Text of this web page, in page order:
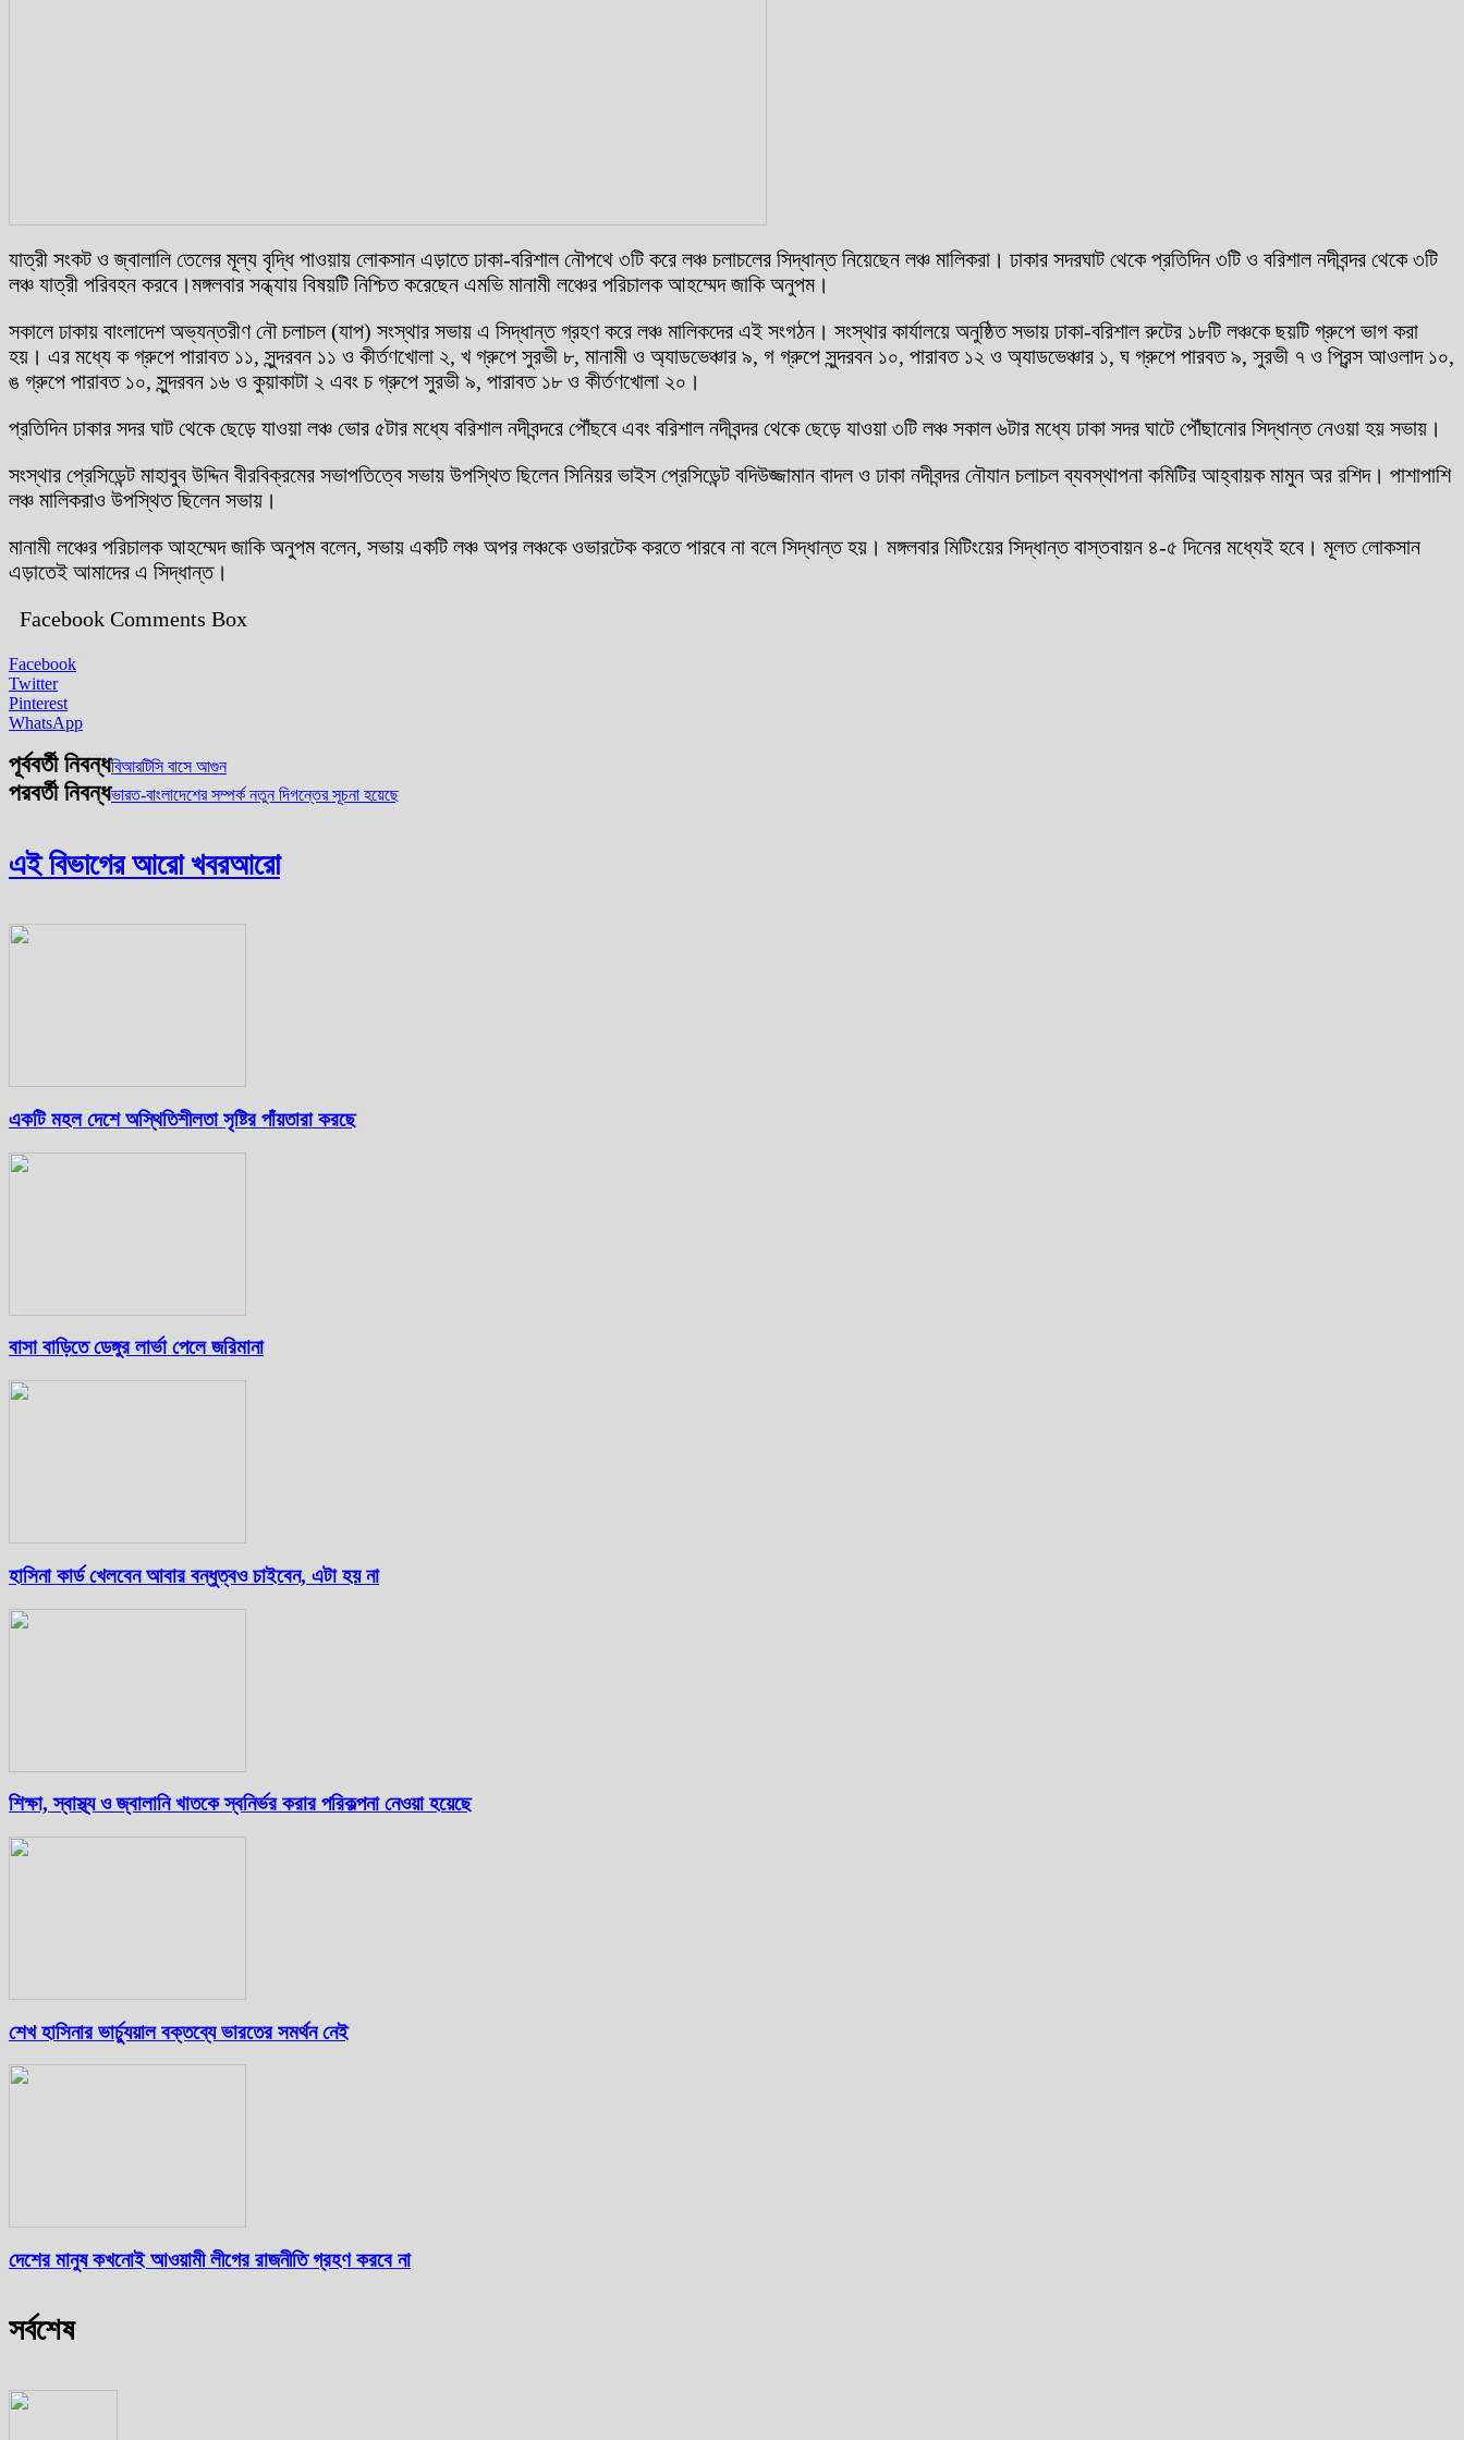
যাত্রী সংকট ও জ্বালালি তেলের মূল্য বৃদ্ধি পাওয়ায় লোকসান এড়াতে ঢাকা-বরিশাল নৌপথে ৩টি করে লঞ্চ চলাচলের সিদ্ধান্ত নিয়েছেন লঞ্চ মালিকরা। ঢাকার সদরঘাট থেকে প্রতিদিন ৩টি ও বরিশাল নদীবন্দর থেকে ৩টি
লঞ্চ যাত্রী পরিবহন করবে।মঙ্গলবার সন্ধ্যায় বিষয়টি নিশ্চিত করেছেন এমভি মানামী লঞ্চের পরিচালক আহম্মেদ জাকি অনুপম।
সকালে ঢাকায় বাংলাদেশ অভ্যন্তরীণ নৌ চলাচল (যাপ) সংস্থার সভায় এ সিদ্ধান্ত গ্রহণ করে লঞ্চ মালিকদের এই সংগঠন। সংস্থার কার্যালয়ে অনুষ্ঠিত সভায় ঢাকা-বরিশাল রুটের ১৮টি লঞ্চকে ছয়টি গ্রুপে ভাগ করা
হয়। এর মধ্যে ক গ্রুপে পারাবত ১১, সুন্দরবন ১১ ও কীর্তণখোলা ২, খ গ্রুপে সুরভী ৮, মানামী ও অ্যাডভেঞ্চার ৯, গ গ্রুপে সুন্দরবন ১০, পারাবত ১২ ও অ্যাডভেঞ্চার ১, ঘ গ্রুপে পারবত ৯, সুরভী ৭ ও প্রিন্স আওলাদ ১০,
ঙ গ্রুপে পারাবত ১০, সুন্দরবন ১৬ ও কুয়াকাটা ২ এবং চ গ্রুপে সুরভী ৯, পারাবত ১৮ ও কীর্তণখোলা ২০।
প্রতিদিন ঢাকার সদর ঘাট থেকে ছেড়ে যাওয়া লঞ্চ ভোর ৫টার মধ্যে বরিশাল নদীবন্দরে পৌঁছবে এবং বরিশাল নদীবন্দর থেকে ছেড়ে যাওয়া ৩টি লঞ্চ সকাল ৬টার মধ্যে ঢাকা সদর ঘাটে পৌঁছানোর সিদ্ধান্ত নেওয়া হয় সভায়।
সংস্থার প্রেসিডেন্ট মাহাবুব উদ্দিন বীরবিক্রমের সভাপতিত্বে সভায় উপস্থিত ছিলেন সিনিয়র ভাইস প্রেসিডেন্ট বদিউজ্জামান বাদল ও ঢাকা নদীবন্দর নৌযান চলাচল ব্যবস্থাপনা কমিটির আহ্বায়ক মামুন অর রশিদ। পাশাপাশি
লঞ্চ মালিকরাও উপস্থিত ছিলেন সভায়।
মানামী লঞ্চের পরিচালক আহম্মেদ জাকি অনুপম বলেন, সভায় একটি লঞ্চ অপর লঞ্চকে ওভারটেক করতে পারবে না বলে সিদ্ধান্ত হয়। মঙ্গলবার মিটিংয়ের সিদ্ধান্ত বাস্তবায়ন ৪-৫ দিনের মধ্যেই হবে। মূলত লোকসান
এড়াতেই আমাদের এ সিদ্ধান্ত।
Facebook Comments Box
Facebook
Twitter
Pinterest
WhatsApp
পূর্ববর্তী নিবন্ধবিআরটিসি বাসে আগুন
পরবর্তী নিবন্ধভারত-বাংলাদেশের সম্পর্ক নতুন দিগন্তের সূচনা হয়েছে
এই বিভাগের আরো খবরআরো
একটি মহল দেশে অস্থিতিশীলতা সৃষ্টির পাঁয়তারা করছে
বাসা বাড়িতে ডেঙ্গুর লার্ভা পেলে জরিমানা
হাসিনা কার্ড খেলবেন আবার বন্ধুত্বও চাইবেন, এটা হয় না
শিক্ষা, স্বাস্থ্য ও জ্বালানি খাতকে স্বনির্ভর করার পরিকল্পনা নেওয়া হয়েছে
শেখ হাসিনার ভার্চ্যুয়াল বক্তব্যে ভারতের সমর্থন নেই
দেশের মানুষ কখনোই আওয়ামী লীগের রাজনীতি গ্রহণ করবে না
সর্বশেষ